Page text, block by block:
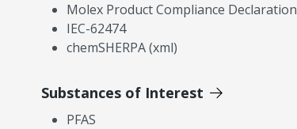
Molex Product Compliance Declaration
IEC-62474
chemSHERPA (xml)
Substances of Interest
PFAS